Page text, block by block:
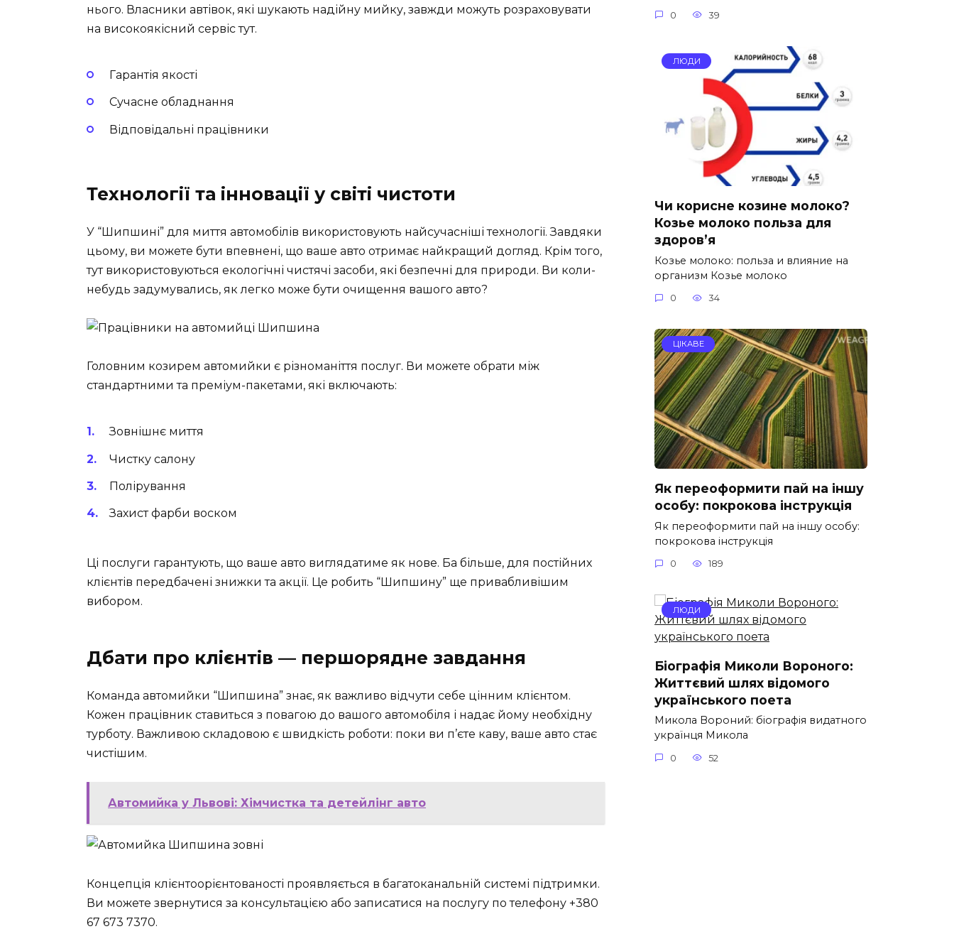
нього. Власники автівок, які шукають надійну мийку, завжди можуть розраховувати
на високоякісний сервіс тут.
Гарантія якості
Сучасне обладнання
Відповідальні працівники
Технології та інновації у світі чистоти
У “Шипшині” для миття автомобілів використовують найсучасніші технології. Завдяки
цьому, ви можете бути впевнені, що ваше авто отримає найкращий догляд. Крім того,
тут використовуються екологічні чистячі засоби, які безпечні для природи. Ви коли-
небудь задумувались, як легко може бути очищення вашого авто?
Головним козирем автомийки є різноманіття послуг. Ви можете обрати між
стандартними та преміум-пакетами, які включають:
Зовнішнє миття
Чистку салону
Полірування
Захист фарби воском
Ці послуги гарантують, що ваше авто виглядатиме як нове. Ба більше, для постійних
клієнтів передбачені знижки та акції. Це робить “Шипшину” ще привабливішим
вибором.
Дбати про клієнтів — першорядне завдання
Команда автомийки “Шипшина” знає, як важливо відчути себе цінним клієнтом.
Кожен працівник ставиться з повагою до вашого автомобіля і надає йому необхідну
турботу. Важливою складовою є швидкість роботи: поки ви п’єте каву, ваше авто стає
чистішим.
Автомийка у Львові: Хімчистка та детейлінг авто
Концепція клієнтоорієнтованості проявляється в багатоканальній системі підтримки.
Ви можете звернутися за консультацією або записатися на послугу по телефону +380
67 673 7370.
0 39
ЛЮДИ
Чи корисне козине молоко?
Козье молоко польза для
здоров’я
Козье молоко: польза и влияние на
организм Козье молоко
0 34
ЦІКАВЕ
Як переоформити пай на іншу
особу: покрокова інструкція
Як переоформити пай на іншу особу:
покрокова інструкція
0 189
ЛЮДИ
Біографія Миколи Вороного:
Життєвий шлях відомого
українського поета
Микола Вороний: біографія видатного
українця Микола
0 52